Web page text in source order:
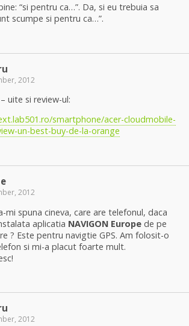
“si pentru ca…”. Da, si eu trebuia sa
scumpe si pentru ca…”.
2012
uite si review-ul:
smartphone/acer-cloudmobile-
un-best-buy-de-la-orange
2012
mi spuna cineva, care are telefonul, daca
aplicatia NAVIGON Europe de pe
? Este pentru navigtie GPS. Am folosit-o
si mi-a placut foarte mult.
2012